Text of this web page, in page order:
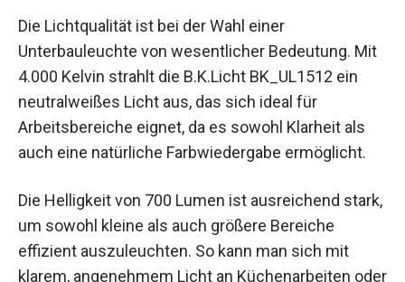
Die Lichtqualität ist bei der Wahl einer
Unterbauleuchte von wesentlicher Bedeutung. Mit
4.000 Kelvin strahlt die B.K.Licht BK_UL1512 ein
neutralweißes Licht aus, das sich ideal für
Arbeitsbereiche eignet, da es sowohl Klarheit als
auch eine natürliche Farbwiedergabe ermöglicht.
Die Helligkeit von 700 Lumen ist ausreichend stark,
um sowohl kleine als auch größere Bereiche
effizient auszuleuchten. So kann man sich mit
klarem, angenehmem Licht an Küchenarbeiten oder